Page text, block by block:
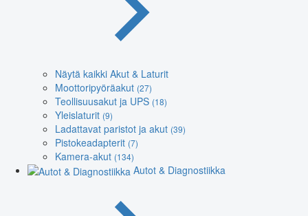
Näytä kaikki Akut & Laturit
Moottoripyöräakut (27)
Teollisuusakut ja UPS (18)
Yleislaturit (9)
Ladattavat paristot ja akut (39)
Pistokeadapterit (7)
Kamera-akut (134)
Autot & Diagnostiikka